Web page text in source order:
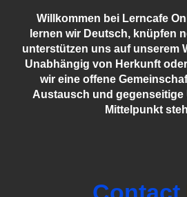
Willkommen bei Lerncafe
lernen wir Deutsch, knüpfen
unterstützen uns auf unserem
Unabhängig von Herkunft
wir eine offene
Austausch und
Mittelpunkt